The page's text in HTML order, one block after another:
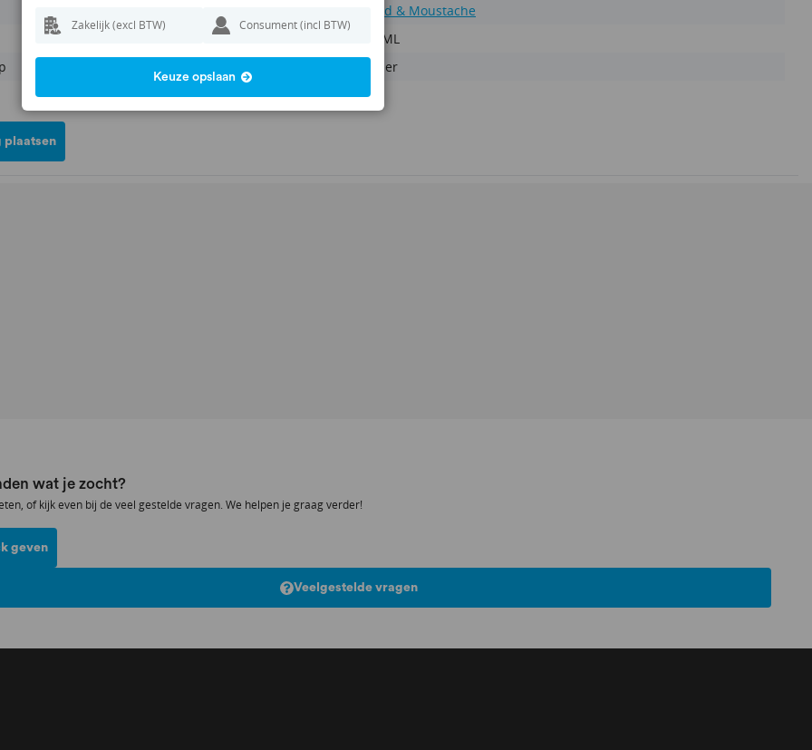
Beard & Moustache
100 ML
Barber
plaatsen
wat je zocht?
of kijk even bij de veel gestelde vragen. We helpen je graag verder!
geven
Veelgestelde vragen
Zakelijk (excl BTW) Consument (incl BTW)
Keuze opslaan